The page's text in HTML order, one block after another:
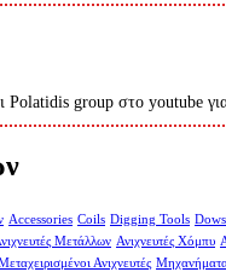
Polatidis group στο youtube για
Accessories Coils Digging Tools
Μετάλλων Ανιχνευτές Χόμπυ
Ανιχνευτές